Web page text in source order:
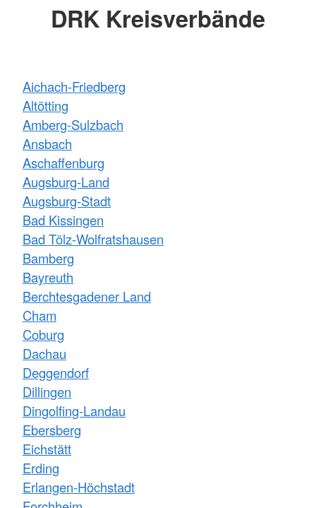
DRK Kreisverbände
Aichach-Friedberg
Altötting
Amberg-Sulzbach
Ansbach
Aschaffenburg
Augsburg-Land
Augsburg-Stadt
Bad Kissingen
Bad Tölz-Wolfratshausen
Bamberg
Bayreuth
Berchtesgadener Land
Cham
Coburg
Dachau
Deggendorf
Dillingen
Dingolfing-Landau
Ebersberg
Eichstätt
Erding
Erlangen-Höchstadt